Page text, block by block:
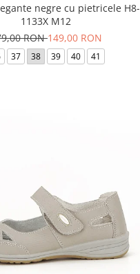
negre cu pietricele H8-
1133X M12
RON149,00 RON
37 38 39 40 41